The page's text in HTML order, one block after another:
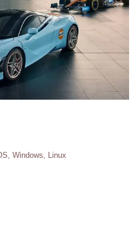
Windows, Linux